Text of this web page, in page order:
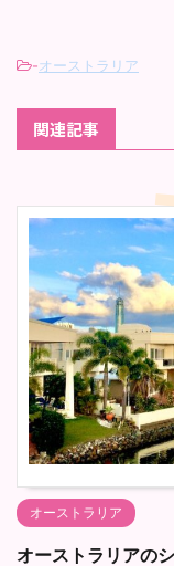
-オーストラリア
関連記事
オーストラリア
オーストラリアの